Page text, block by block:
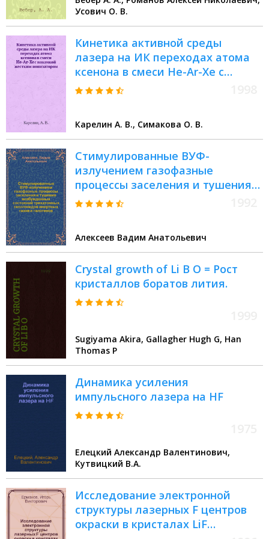
Усович О. В.
Кинетика активной среды
лазера на ИК переходах атома
ксенона в смеси He-Ar-Xe с
накачкой жестким ионизатором
Карелин А. В., Симакова О. В.
Стимулированные ВУФ-
излучением газофазные
процессы заселения и тушения
возбужденных состояний
Автореф. дис. на соиск. учен.
степ. к.ф.-м.н
Алексеев Вадим Анатольевич
Crystal growth of Li B O = Рост
кристаллов боратов лития.
Sugiyama Akira, Gallagher Hugh G, Han
Thomas P
Динамика усиления
импульсного лазера на HF
Елецкий Александр Валентинович,
Кутвицкий В.А.
Исследование электронной
структуры лазерных F центров
окраски в кристалах LiF